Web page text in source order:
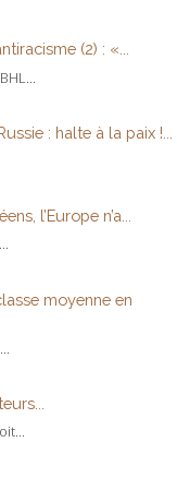
(2) : «...
: halte à la paix !...
l’Europe n’a...
moyenne en